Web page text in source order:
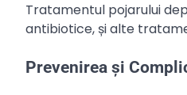
Tratamentul pojarului
antibiotice, și alte
Prevenirea și